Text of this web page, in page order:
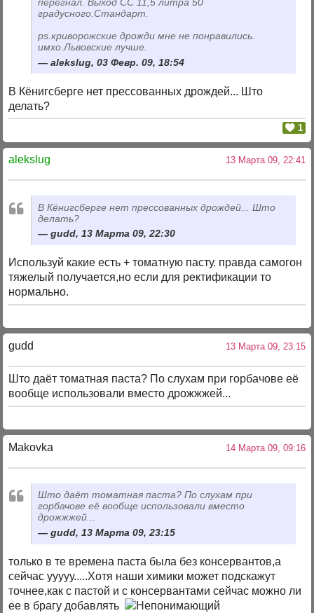
градусного.Стандарт.
ps.криворожские дрожди мне не понравились.
имхо.Львовские лучше.
alekslug, 03 Февр. 09, 18:54
В Кёнигсберге нет прессованных дрождей... Што
делать?
1
alekslug 13 Марта 09, 22:41
В Кёнигсберге нет прессованных дрождей... Што
делать?
gudd, 13 Марта 09, 22:30
Используй какие есть + томатную пасту. правда самогон
тяжелый получается,но если для ректификации то
нормально.
gudd 13 Марта 09, 23:15
Што даёт томатная паста? По слухам при горбачове её
вообще использовали вместо дрожжжей...
Makovka 14 Марта 09, 09:16
Што даёт томатная паста? По слухам при
горбачове её вообще использовали вместо
дрожжжей...
gudd, 13 Марта 09, 23:15
только в те времена паста была без консервантов,а
сейчас ууууу.....Хотя наши химики может подскажут
точнее,как с пастой и с консервантами сейчас можно ли
ее в брагу добавлять